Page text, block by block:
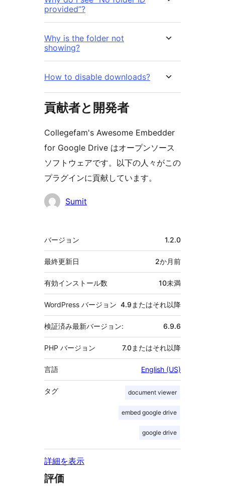
provided”?
Why is the folder not
showing?
How to disable downloads?
貢献者と開発者
Collegefam's Awesome Embedder
for Google Drive はオープンソース
ソフトウェアです。以下の人々がこの
プラグインに貢献しています。
貢
Sumit
メ
タ
バージョン 1.2.0
最終更新日 2か月前
有効インストール数 10未満
WordPress バージョン 4.9またはそれ以降
検証済み最新バージョン: 6.9.6
PHP バージョン 7.0またはそれ以降
言語 English (US)
タグ document viewer
embed google drive
google drive
詳細を表示
評価